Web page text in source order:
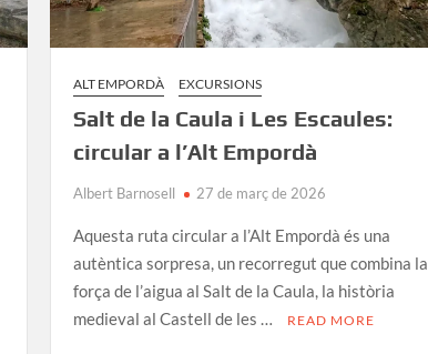
ALT EMPORDÀ EXCURSIONS
Salt de la Caula i Les Escaules:
circular a l’Alt Empordà
Albert Barnosell 27 de març de 2026
Aquesta ruta circular a l’Alt Empordà és una
autèntica sorpresa, un recorregut que combina la
força de l’aigua al Salt de la Caula, la història
medieval al Castell de les …
READ MORE